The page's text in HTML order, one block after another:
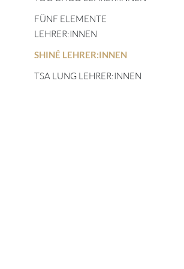
TIBETISCHE
ASTROLOGIE
FÜNF ELEMENTE
LEHRER:INNEN
SHINÉ LEHRER:INNEN
TSA LUNG LEHRER:INNEN
FÜNF ELEMENTE
LEHRER:INNEN
SHINÉ LEHRER:INNEN
TSA LUNG LEHRER:INNEN